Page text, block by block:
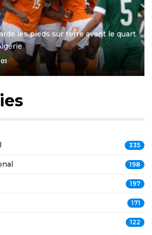
les pieds sur terre avant le quart
335
198
197
171
122